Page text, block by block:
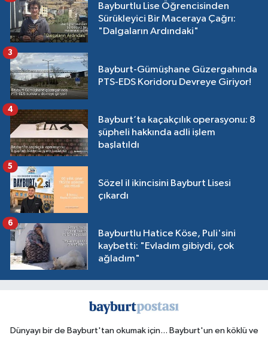
Bayburtlu Lise Öğrencisinden
Sürükleyici Bir Maceraya Çağrı:
"Dalgaların Ardındaki"
Bayburt-Gümüşhane Güzergahında
PTS-EDS Koridoru Devreye Giriyor!
3
Bayburt’ta kaçakçılık operasyonu: 8
şüpheli hakkında adli işlem
başlatıldı
4
Sözel il ikincisini Bayburt Lisesi
çıkardı
5
Bayburtlu Hatice Köse, Puli'sini
kaybetti: "Evladım gibiydi, çok
ağladım"
6
Dünyayı bir de Bayburt'tan okumak için... Bayburt'un en köklü ve